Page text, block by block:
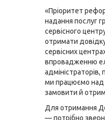
«Пріоритет
надання послуг
сервісного
отримати
сервісних
впровадженню
ми працюємо над
замовити й
Для отримання
— потрібно